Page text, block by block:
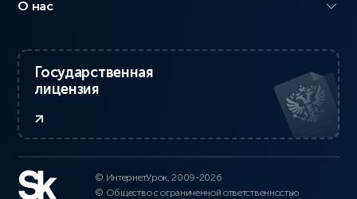
О нас
Государственная
лицензия
© ИнтернетУрок, 2009-2026
© Общество с ограниченной ответственностью